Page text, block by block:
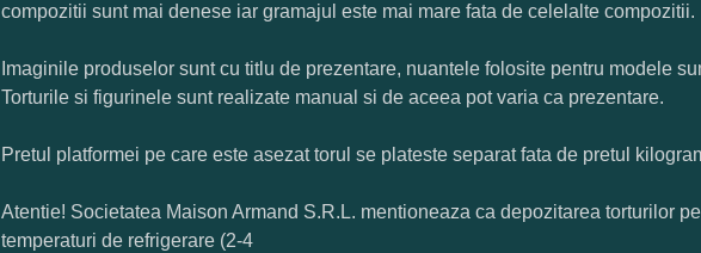
compozitii sunt mai denese iar gramajul este mai mare fata de celelalte compozitii.
Imaginile produselor sunt cu titlu de prezentare, nuantele folosite pentru modele
Torturile si figurinele sunt realizate manual si de aceea pot varia ca prezentare.
Pretul platformei pe care este asezat torul se plateste separat fata de pretul
Atentie! Societatea Maison Armand S.R.L. mentioneaza ca depozitarea torturilor
temperaturi de refrigerare (2-4